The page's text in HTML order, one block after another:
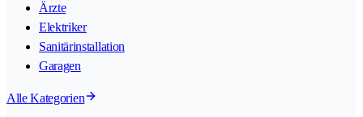
Ärzte
Elektriker
Sanitärinstallation
Garagen
Alle Kategorien